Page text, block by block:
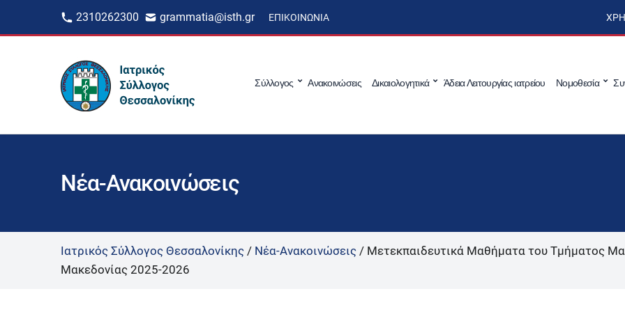
2310262300 grammatia@isth.gr ΕΠΙΚΟΙΝΩΝΊΑ
Σύλλογος Ανακοινώσεις Δικαιολογητικά Άδεια Λειτουργίας ιατρείου Νομοθεσία
Νέα-Ανακοινώσεις
Ιατρικός Σύλλογος Θεσσαλονίκης / Νέα-Ανακοινώσεις / Μετεκπαιδευτικά Μαθήματα του Τμήματος
Μακεδονίας 2025-2026